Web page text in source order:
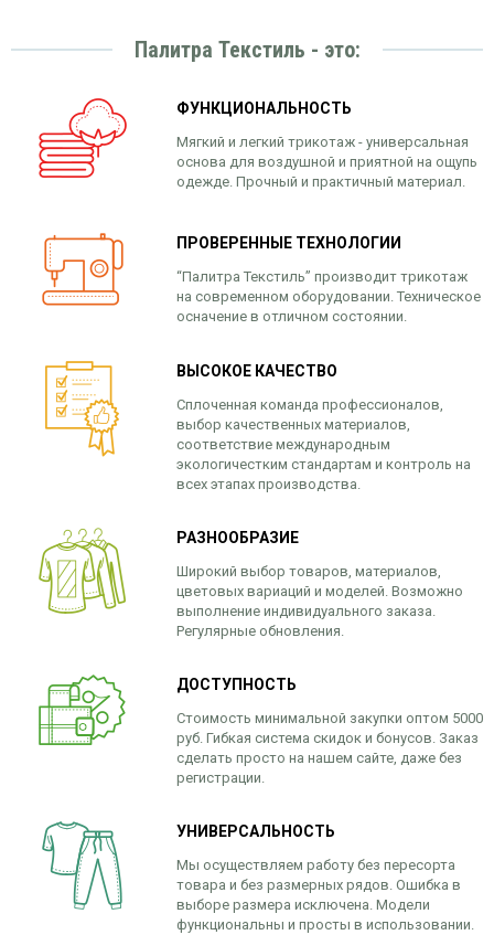
Палитра Текстиль - это:
ФУНКЦИОНАЛЬНОСТЬ
Мягкий и легкий трикотаж - универсальная
основа для воздушной и приятной на ощупь
одежде. Прочный и практичный материал.
ПРОВЕРЕННЫЕ ТЕХНОЛОГИИ
“Палитра Текстиль” производит трикотаж
на современном оборудовании. Техническое
осначение в отличном состоянии.
ВЫСОКОЕ КАЧЕСТВО
Сплоченная команда профессионалов,
выбор качественных материалов,
соответствие международным
экологичестким стандартам и контроль на
всех этапах производства.
РАЗНООБРАЗИЕ
Широкий выбор товаров, материалов,
цветовых вариаций и моделей. Возможно
выполнение индивидуального заказа.
Регулярные обновления.
ДОСТУПНОСТЬ
Стоимость минимальной закупки оптом 5000
руб. Гибкая система скидок и бонусов. Заказ
сделать просто на нашем сайте, даже без
регистрации.
УНИВЕРСАЛЬНОСТЬ
Мы осуществляем работу без пересорта
товара и без размерных рядов. Ошибка в
выборе размера исключена. Модели
функциональны и просты в использовании.